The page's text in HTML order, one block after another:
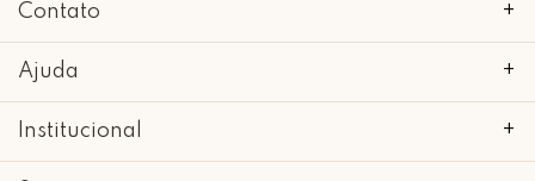
Contato +
Ajuda +
Institucional +